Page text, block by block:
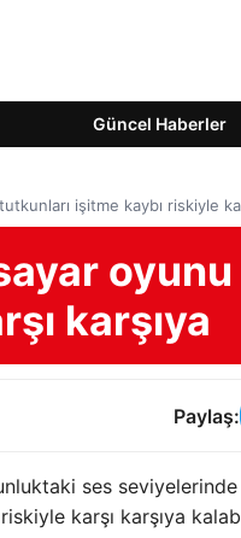
Güncel Haberler
işitme kaybı riskiyle
karşıya
Paylaş:
ses
karşı karşıya